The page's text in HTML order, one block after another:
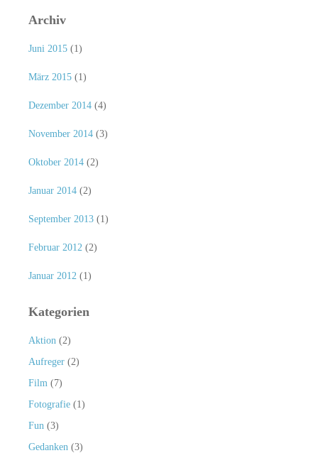
Archiv
Juni 2015(1)
März 2015(1)
Dezember 2014(4)
November 2014(3)
Oktober 2014(2)
Januar 2014(2)
September 2013(1)
Februar 2012 (2)
Januar 2012 (1)
Kategorien
Aktion (2)
Aufreger(2)
Film (7)
Fotografie(1)
Fun (3)
Gedanken (3)